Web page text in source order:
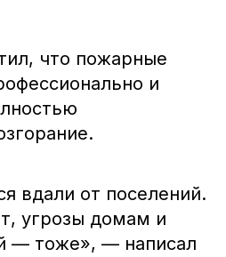
что пожарные
и
вдали от поселений.
угрозы домам и
— тоже», — написал